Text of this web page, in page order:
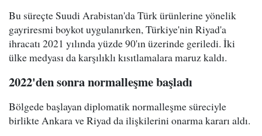
Bu süreçte Suudi Arabistan'da Türk ürünlerine yönelik
gayriresmi boykot uygulanırken, Türkiye'nin Riyad'a
ihracatı 2021 yılında yüzde 90'ın üzerinde geriledi. İki
ülke medyası da karşılıklı kısıtlamalara maruz kaldı.
2022'den sonra normalleşme başladı
Bölgede başlayan diplomatik normalleşme süreciyle
birlikte Ankara ve Riyad da ilişkilerini onarma kararı aldı.